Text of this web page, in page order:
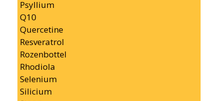
Psyllium
Q10
Quercetine
Resveratrol
Rozenbottel
Rhodiola
Selenium
Silicium